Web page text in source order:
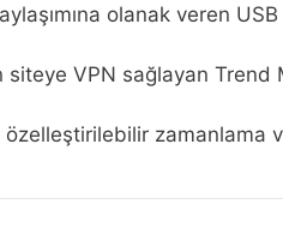
olanak veren
VPN sağlayan
zamanlama